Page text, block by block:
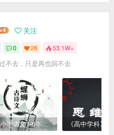
关注
0 26 53.1W+
不去，只是再也回不去
螺蛳小学语文1-6年级《小学古诗文》课程视频